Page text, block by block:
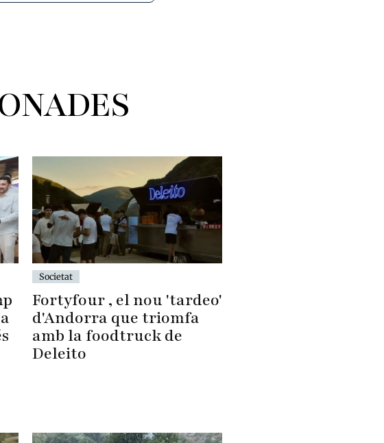
Societat
Fortyfour , el nou 'tardeo'
d'Andorra que triomfa
amb la foodtruck de
Deleito